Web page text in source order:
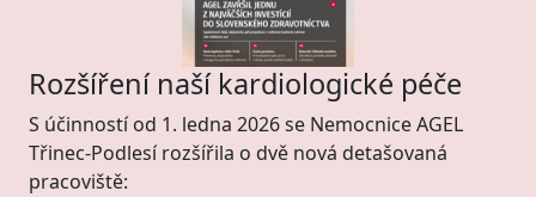
Rozšíření naší kardiologické péče
S účinností od 1. ledna 2026 se Nemocnice AGEL
Třinec-Podlesí rozšířila o dvě nová detašovaná
pracoviště: